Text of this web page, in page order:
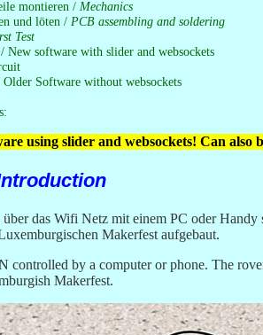
montieren / Mechanics
und löten / PCB assembling and soldering
Test
New software with slider and websockets
Software without websockets
using slider and websockets! Can also
das Wifi Netz mit einem PC oder
Makerfest aufgebaut.
controlled by a computer or phone. The
Makerfest.